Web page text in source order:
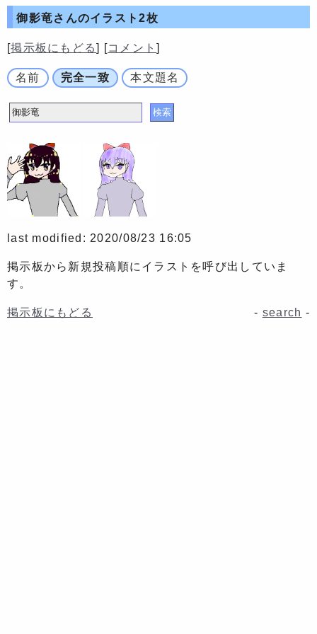
御影竜さんのイラスト2枚
[掲示板にもどる] [コメント]
名前 完全一致 本文題名
last modified: 2020/08/23 16:05
掲示板から新規投稿順にイラストを呼び出していま
す。
掲示板にもどる - search -